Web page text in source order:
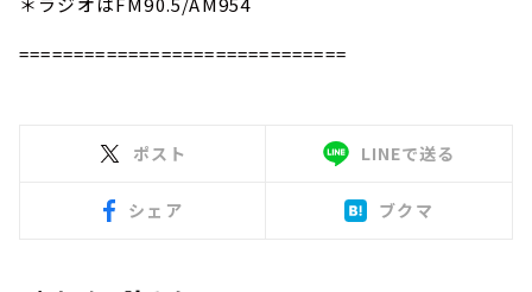
==============================
ポスト LINEで送る
シェア ブクマ